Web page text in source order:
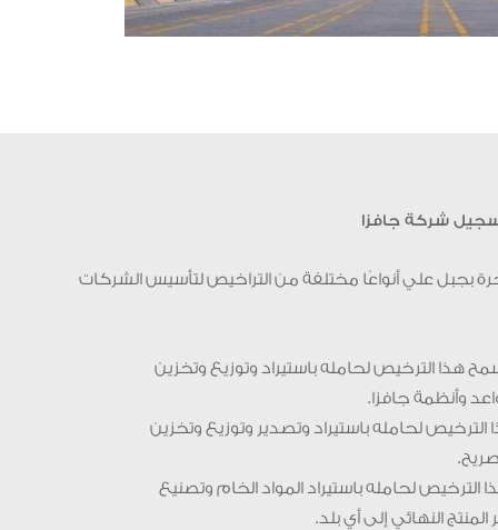
شركة جافزا
بجبل علي أنواعًا مختلفة من التراخيص لتأسيس الشركات
هذا الترخيص لحامله باستيراد وتوزيع وتخزين
وأنظمة جافزا.
لحامله باستيراد وتصدير وتوزيع وتخزين
لحامله باستيراد المواد الخام وتصنيع
النهائي إلى أي بلد.